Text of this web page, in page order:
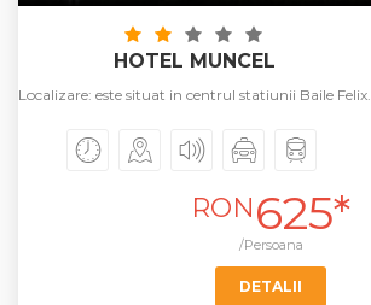
HOTEL MUNCEL
Localizare: este situat in centrul statiunii Baile Felix.
RON625*
/Persoana
DETALII